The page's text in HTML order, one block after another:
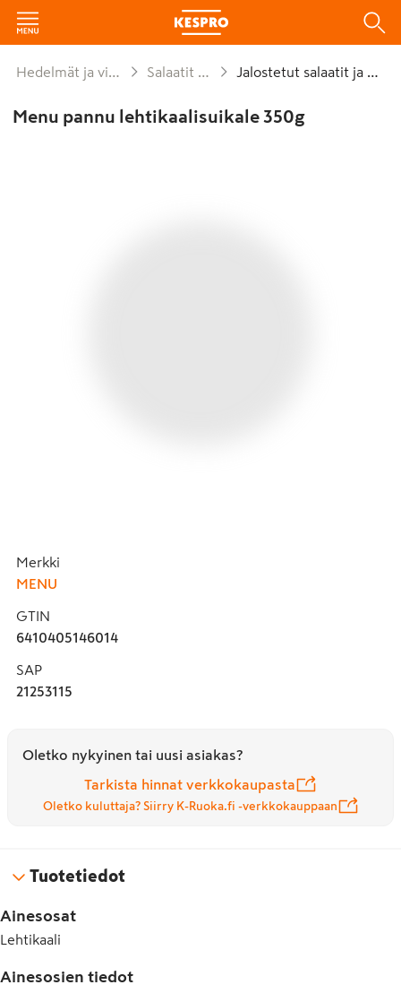
Hedelmät ja vihannekset Salaatit ja kaalit Jalostetut salaatit ja kaalit
Menu pannu lehtikaalisuikale 350g
Merkki
MENU
GTIN
6410405146014
SAP
21253115
Oletko nykyinen tai uusi asiakas?
Tarkista hinnat verkkokaupasta
Oletko kuluttaja? Siirry K-Ruoka.fi -verkkokauppaan
Tuotetiedot
Ainesosat
Lehtikaali
Ainesosien tiedot